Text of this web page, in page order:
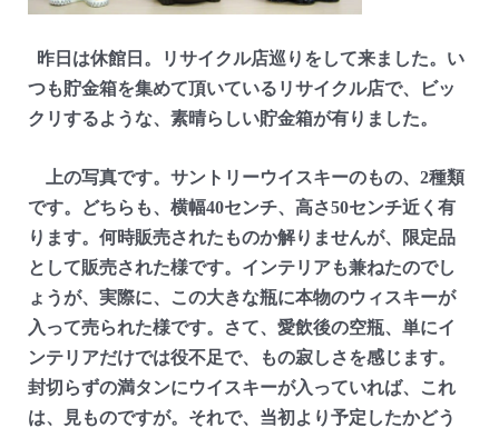
昨日は休館日。リサイクル店巡りをして来ました。い
つも貯金箱を集めて頂いているリサイクル店で、ビッ
クリするような、素晴らしい貯金箱が有りました。
上の写真です。サントリーウイスキーのもの、2種類
です。どちらも、横幅40センチ、高さ50センチ近く有
ります。何時販売されたものか解りませんが、限定品
として販売された様です。インテリアも兼ねたのでし
ょうが、実際に、この大きな瓶に本物のウィスキーが
入って売られた様です。さて、愛飲後の空瓶、単にイ
ンテリアだけでは役不足で、もの寂しさを感じます。
封切らずの満タンにウイスキーが入っていれば、これ
は、見ものですが。それで、当初より予定したかどう